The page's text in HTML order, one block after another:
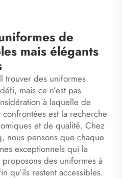
de
mais élégants
trouver des uniformes
mais ce n’est pas
à laquelle de
est la recherche
et de qualité. Chez
nous pensons que chaque
exceptionnels qui la
des uniformes à
qu’ils restent accessibles.